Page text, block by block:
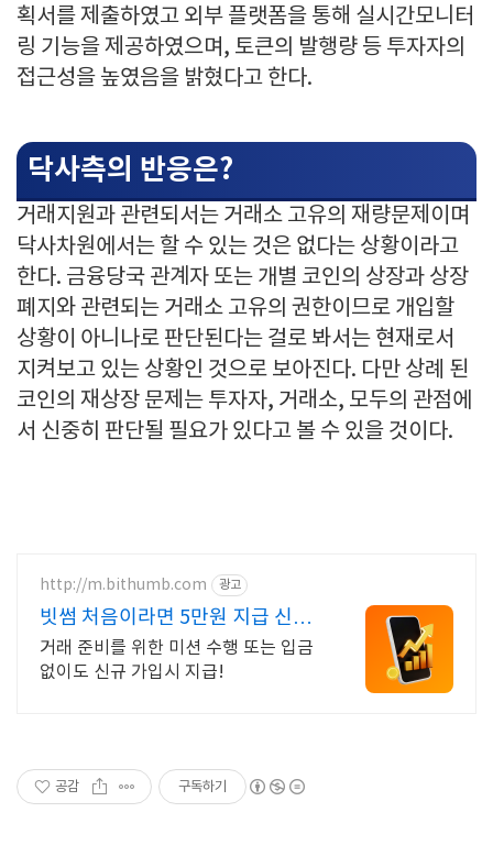
획서를 제출하였고 외부 플랫폼을 통해 실시간모니터
링 기능을 제공하였으며, 토큰의 발행량 등 투자자의
접근성을 높였음을 밝혔다고 한다.
닥사측의 반응은?
거래지원과 관련되서는 거래소 고유의 재량문제이며
닥사차원에서는 할 수 있는 것은 없다는 상황이라고
한다. 금융당국 관계자 또는 개별 코인의 상장과 상장
폐지와 관련되는 거래소 고유의 권한이므로 개입할
상황이 아니나로 판단된다는 걸로 봐서는 현재로서
지켜보고 있는 상황인 것으로 보아진다. 다만 상례 된
코인의 재상장 문제는 투자자, 거래소, 모두의 관점에
서 신중히 판단될 필요가 있다고 볼 수 있을 것이다.
http://m.bithumb.com 광고
빗썸 처음이라면 5만원 지급 신규
가입 시 5만원 혜택
거래 준비를 위한 미션 수행 또는 입금
없이도 신규 가입시 지급!
공감 구독하기